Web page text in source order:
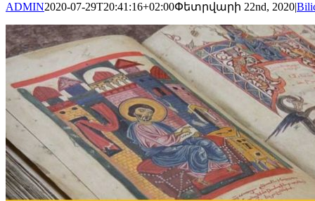
ADMIN2020-07-29T20:41:16+02:00Փետրվարի 22nd, 2020|